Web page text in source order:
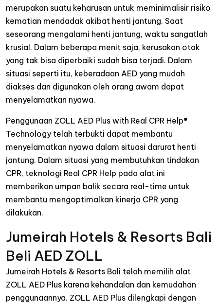
merupakan suatu keharusan untuk meminimalisir risiko
kematian mendadak akibat henti jantung. Saat
seseorang mengalami henti jantung, waktu sangatlah
krusial. Dalam beberapa menit saja, kerusakan otak
yang tak bisa diperbaiki sudah bisa terjadi. Dalam
situasi seperti itu, keberadaan AED yang mudah
diakses dan digunakan oleh orang awam dapat
menyelamatkan nyawa.
Penggunaan ZOLL AED Plus with Real CPR Help®
Technology telah terbukti dapat membantu
menyelamatkan nyawa dalam situasi darurat henti
jantung. Dalam situasi yang membutuhkan tindakan
CPR, teknologi Real CPR Help pada alat ini
memberikan umpan balik secara real-time untuk
membantu mengoptimalkan kinerja CPR yang
dilakukan.
Jumeirah Hotels & Resorts Bali
Beli AED ZOLL
Jumeirah Hotels & Resorts Bali telah memilih alat
ZOLL AED Plus karena kehandalan dan kemudahan
penggunaannya. ZOLL AED Plus dilengkapi dengan